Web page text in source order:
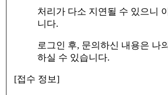
처리가 다소 지연될 수 있으니
니다.
로그인 후, 문의하신 내용은 나
하실 수 있습니다.
[접수 정보]